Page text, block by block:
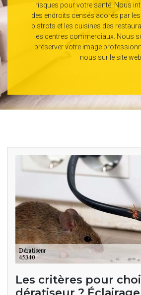
risques pour votre santé. Nous
des endroits censés adorés par
bistrots et les cuisines des
les centres commerciaux. Nous
préserver votre image
nous sur le site web.
Les critères pour